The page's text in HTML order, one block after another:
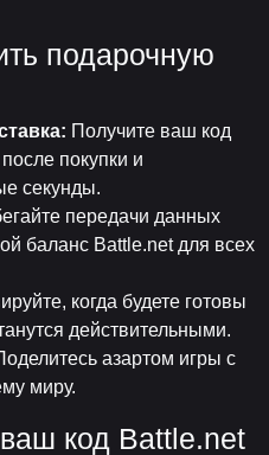
подарочную
Получите ваш код
покупки и
секунды.
передачи данных
баланс Battle.net для всех
когда будете готовы
действительными.
азартом игры с
миру.
код Battle.net